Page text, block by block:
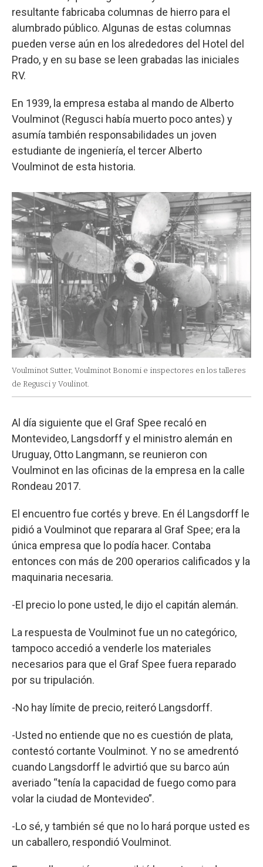
resultante fabricaba columnas de hierro para el
alumbrado público. Algunas de estas columnas
pueden verse aún en los alrededores del Hotel del
Prado, y en su base se leen grabadas las iniciales
RV.
En 1939, la empresa estaba al mando de Alberto
Voulminot (Regusci había muerto poco antes) y
asumía también responsabilidades un joven
estudiante de ingeniería, el tercer Alberto
Voulminot de esta historia.
Voulminot Sutter, Voulminot Bonomi e inspectores en los talleres
de Regusci y Voulinot.
Al día siguiente que el Graf Spee recaló en
Montevideo, Langsdorff y el ministro alemán en
Uruguay, Otto Langmann, se reunieron con
Voulminot en las oficinas de la empresa en la calle
Rondeau 2017.
El encuentro fue cortés y breve. En él Langsdorff le
pidió a Voulminot que reparara al Graf Spee; era la
única empresa que lo podía hacer. Contaba
entonces con más de 200 operarios calificados y la
maquinaria necesaria.
-El precio lo pone usted, le dijo el capitán alemán.
La respuesta de Voulminot fue un no categórico,
tampoco accedió a venderle los materiales
necesarios para que el Graf Spee fuera reparado
por su tripulación.
-No hay límite de precio, reiteró Langsdorff.
-Usted no entiende que no es cuestión de plata,
contestó cortante Voulminot. Y no se amedrentó
cuando Langsdorff le advirtió que su barco aún
averiado “tenía la capacidad de fuego como para
volar la ciudad de Montevideo”.
-Lo sé, y también sé que no lo hará porque usted es
un caballero, respondió Voulminot.